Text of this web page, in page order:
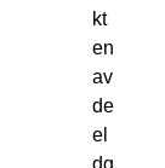
kt
en
av
de
el
dg